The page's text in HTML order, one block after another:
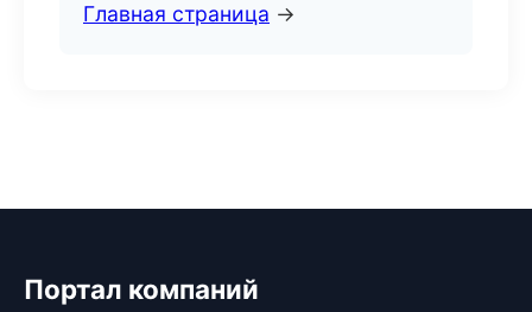
Главная страница →
Портал компаний